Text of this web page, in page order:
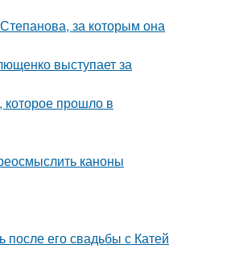
за которым она
выступает за
прошло в
каноны
его свадьбы с Катей